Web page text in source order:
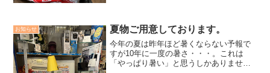
お知らせ 夏物ご用意しております。
今年の夏は昨年ほど暑くならない予報で
すが10年に一度の暑さ・・・。これは
「やっぱり暑い」と思うしかありませ